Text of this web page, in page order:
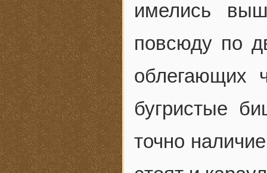
имелись
повсюду по
облегающих
бугристые
точно